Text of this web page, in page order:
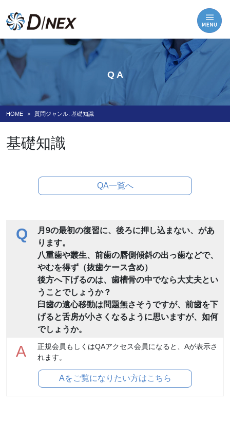
Q A
HOME 質問ジャンル: 基礎知識
基礎知識
QA一覧へ
Q
月9の最初の復習に、後ろに押し込まない、があ
ります。
八重歯や叢生、前歯の唇側傾斜の出っ歯などで、
やむを得ず（抜歯ケース含め）
後方へ下げるのは、歯槽骨の中でなら大丈夫とい
うことでしょうか？
臼歯の遠心移動は問題無さそうですが、前歯を下
げると舌房が小さくなるように思いますが、如何
でしょうか。
A
正規会員もしくはQAアクセス会員になると、Aが表示さ
れます。
Aをご覧になりたい方はこちら